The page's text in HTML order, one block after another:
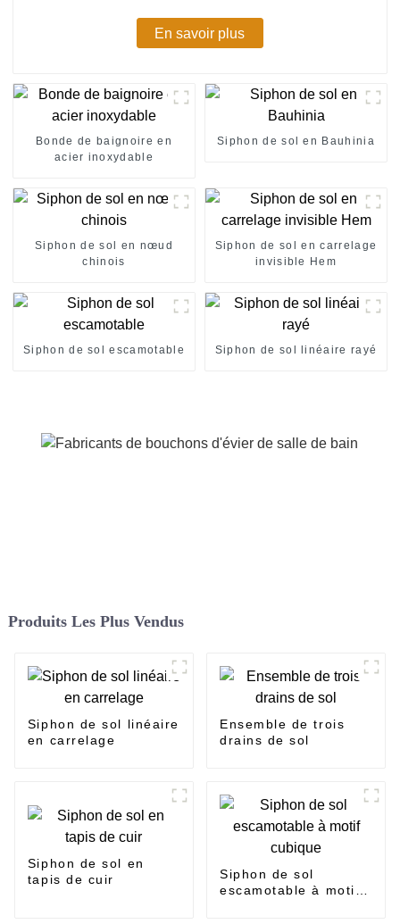
En savoir plus
Bonde de baignoire en
acier inoxydable
Siphon de sol en Bauhinia
Siphon de sol en nœud
chinois
Siphon de sol en carrelage
invisible Hem
Siphon de sol escamotable Siphon de sol linéaire rayé
Produits Les Plus Vendus
Siphon de sol linéaire
en carrelage
Ensemble de trois
drains de sol
Siphon de sol en
tapis de cuir
Siphon de sol
escamotable à motif